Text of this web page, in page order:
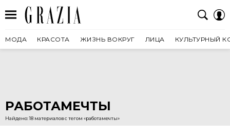
МОДА КРАСОТА ЖИЗНЬ ВОКРУГ ЛИЦА КУЛЬТУРНЫЙ
РАБОТАМЕЧТЫ
Найдено: 18 материалов с тегом «работамечты»